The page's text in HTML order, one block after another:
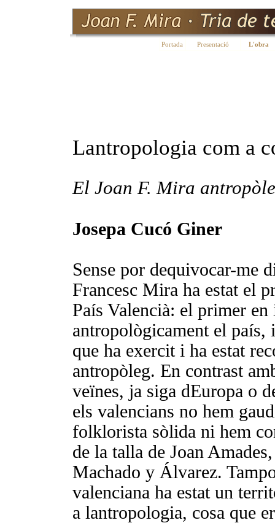
Portada Presentació L'obra
Lantropologia com a
El Joan F. Mira
Josepa Cucó Giner
Sense por dequivocar-me
Francesc Mira ha estat el
País Valencià: el primer en
antropològicament el
que ha exercit i ha estat
antropòleg. En contrast
veïnes, ja siga dEuropa o
els valencians no hem
folklorista sòlida ni hem
de la talla de Joan
Machado y Álvarez.
valenciana ha estat un
a lantropologia, cosa que